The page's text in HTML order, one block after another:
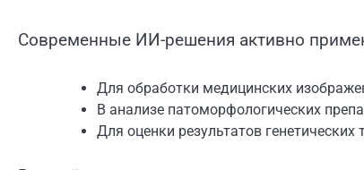
Современные ИИ-решения активно
Для обработки медицинских
В анализе патоморфологических
Для оценки результатов генетических